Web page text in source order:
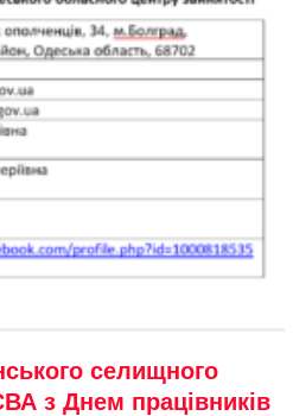
селищного
з Днем працівників